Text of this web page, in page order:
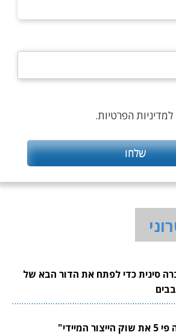
הפרטיות.
סינית כדי לפתח את הדור הבא של